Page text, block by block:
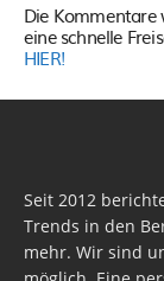
Die Kommentare
eine schnelle
HIER!
Seit 2012
Trends in den
mehr. Wir sind